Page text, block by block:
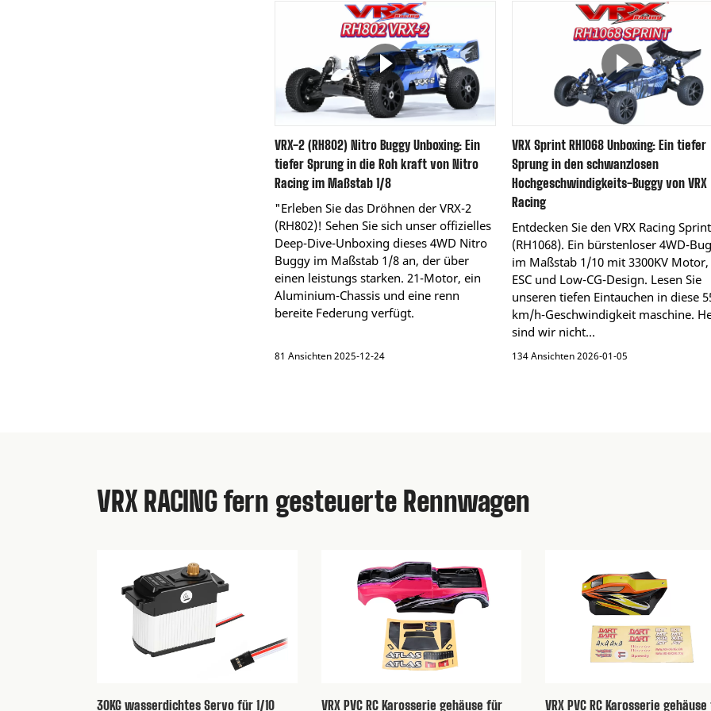
VRX-2 (RH802) Nitro Buggy Unboxing: Ein
tiefer Sprung in die Roh kraft von Nitro
Racing im Maßstab 1/8
"Erleben Sie das Dröhnen der VRX-2
(RH802)! Sehen Sie sich unser offizielles
Deep-Dive-Unboxing dieses 4WD Nitro
Buggy im Maßstab 1/8 an, der über
einen leistungs starken. 21-Motor, ein
Aluminium-Chassis und eine renn
bereite Federung verfügt.
81 Ansichten 2025-12-24
VRX Sprint RH1068 Unboxing: Ein tiefer
Sprung in den schwanzlosen
Hochgeschwindigkeits-Buggy von VRX
Racing
Entdecken Sie den VRX Racing Sprint
(RH1068). Ein bürstenloser 4WD-
im Maßstab 1/10 mit 3300KV Motor,
ESC und Low-CG-Design. Lesen Sie
unseren tiefen Eintauchen in diese
km/h-Geschwindigkeit maschine.
sind wir nicht...
134 Ansichten 2026-01-05
Kurzstrecken-Truck von VRX Racing im
Sehen Sie sich das offizielle Unboxing
des VRX BLAST 2.0 (RH820) an!
Entdecken Sie die bürstenlose Leistung
im Maßstab 1/8, den 60A ESC und das
Gehen Sie direkt von der Box zum
Spot! Schließen Sie sich VRX Racing
das offizielle Unboxing der RH818
COBRA an. Wir geben Ihnen einen
VRX RACING fern gesteuerte Rennwagen
30KG wasserdichtes Servo für 1/10 VRX PVC RC Karosserie gehäuse für VRX PVC RC Karosserie